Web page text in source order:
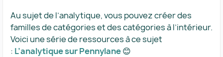
Au sujet de l’analytique, vous pouvez créer des
familles de catégories et des catégories à l’intérieur.
Voici une série de ressources à ce sujet
: L’analytique sur Pennylane😊